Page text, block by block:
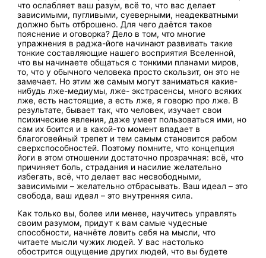
что ослабляет ваш разум, всё то, что вас делает
зависимыми, пугливыми, суеверными, неадекватными
должно быть отброшено. Для чего даётся такое
пояснение и оговорка? Дело в том, что многие
упражнения в раджа-йоге начинают развивать такие
тонкие составляющие нашего восприятия Вселенной,
что вы начинаете общаться с тонкими планами миров,
то, что у обычного человека просто скользит, он это не
замечает. Но этим же самым могут заниматься какие-
нибудь лже-медиумы, лже- экстрасенсы, много всяких
лже, есть настоящие, а есть лже, я говорю про лже. В
результате, бывает так, что человек, изучает свои
психические явления, даже умеет пользоваться ими, но
сам их боится и в какой-то момент впадает в
благоговейный трепет и тем самым становится рабом
сверхспособностей. Поэтому помните, что концепция
йоги в этом отношении достаточно прозрачная: всё, что
причиняет боль, страдания и насилие желательно
избегать, всё, что делает вас несвободными,
зависимыми – желательно отбрасывать. Ваш идеал – это
свобода, ваш идеал – это внутренняя сила.
Как только вы, более или менее, научитесь управлять
своим разумом, придут к вам самые чудесные
способности, начнёте ловить себя на мысли, что
читаете мысли чужих людей. У вас настолько
обострится ощущение других людей, что вы будете